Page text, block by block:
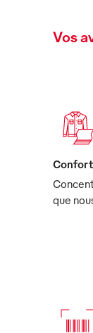
Vos
que